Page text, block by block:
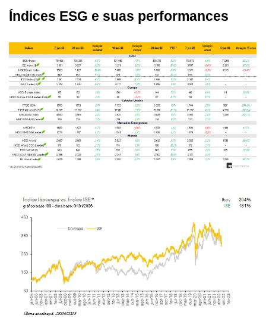
Índices ESG e suas performances